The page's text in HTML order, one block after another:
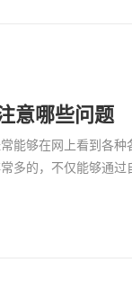
意哪些问题
够在网上看到各种
多的，不仅能够通过